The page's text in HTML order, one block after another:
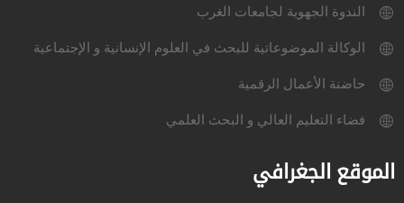
الندوة الجهوية لجامعات الغرب
الوكالة الموضوعاتية للبحث في العلوم الإنسانية و الإجتماعية
حاضنة الأعمال الرقمية
فضاء التعليم العالي و البحث العلمي
الموقع الجغرافي